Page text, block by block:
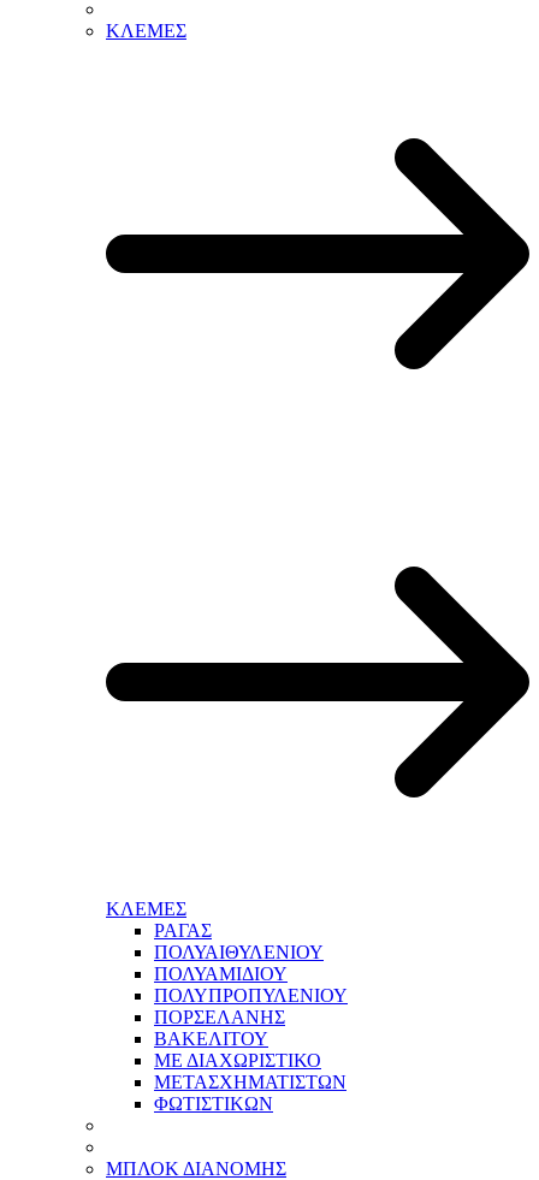
ΚΛΕΜΕΣ
ΚΛΕΜΕΣ
ΡΑΓΑΣ
ΠΟΛΥΑΙΘΥΛΕΝΙΟΥ
ΠΟΛΥΑΜΙΔΙΟΥ
ΠΟΛΥΠΡΟΠΥΛΕΝΙΟΥ
ΠΟΡΣΕΛΑΝΗΣ
ΒΑΚΕΛΙΤΟΥ
ΜΕ ΔΙΑΧΩΡΙΣΤΙΚΟ
ΜΕΤΑΣΧΗΜΑΤΙΣΤΩΝ
ΦΩΤΙΣΤΙΚΩΝ
ΜΠΛΟΚ ΔΙΑΝΟΜΗΣ